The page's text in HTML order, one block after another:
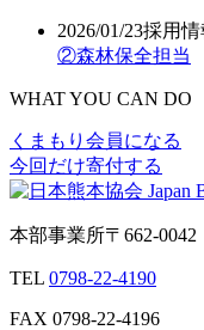
2026/01/23採用情
②森林保全担当
WHAT YOU CAN DO
くまもり会員になる
今回だけ寄付する
本部事業所〒662-
TEL 0798-22-4190
FAX 0798-22-4196